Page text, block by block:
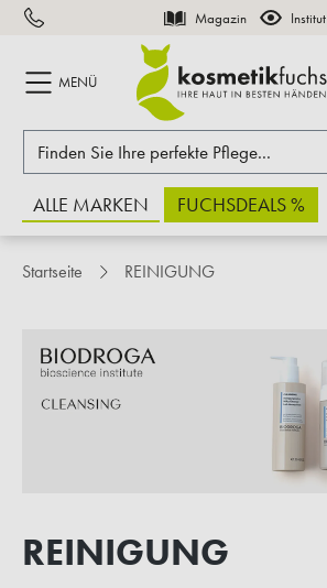
springen Magazin Institut
MENÜ
ALLE MARKEN FUCHSDEALS %
Startseite REINIGUNG
REINIGUNG